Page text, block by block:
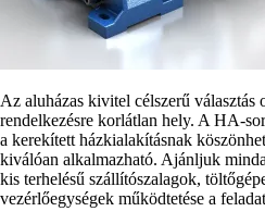
Az aluházas kivitel célszerű választás
rendelkezésre korlátlan hely. A HA-
a kerekített házkialakításnak
kiválóan alkalmazható. Ajánljuk
kis terhelésű szállítószalagok,
vezérlőegységek működtetése a